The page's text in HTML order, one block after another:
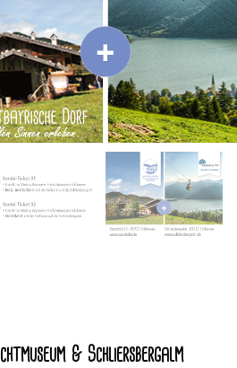
& Schliersbergalm